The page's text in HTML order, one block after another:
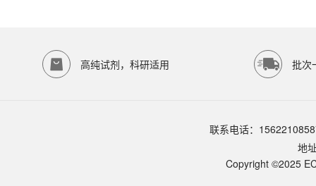
ECOTOP SCIENTIFIC
参照产品说明书中的保存条件。一般生物科研试剂建议在2-8℃或-
SCIENTIFIC常规库存产品一般1-3个工作日内发货。如遇缺
高纯试剂，科研适用 批次
联系电话：
地
Copyright ©2025